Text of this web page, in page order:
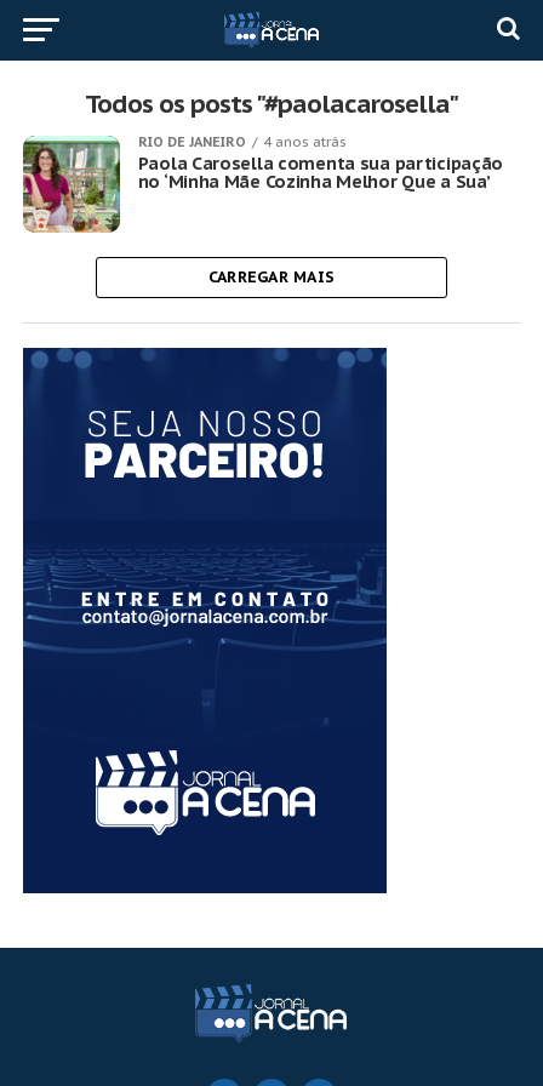
Todos os posts "#paolacarosella"
RIO DE JANEIRO 4 anos atrás
Paola Carosella comenta sua participação
no ‘Minha Mãe Cozinha Melhor Que a Sua’
CARREGAR MAIS